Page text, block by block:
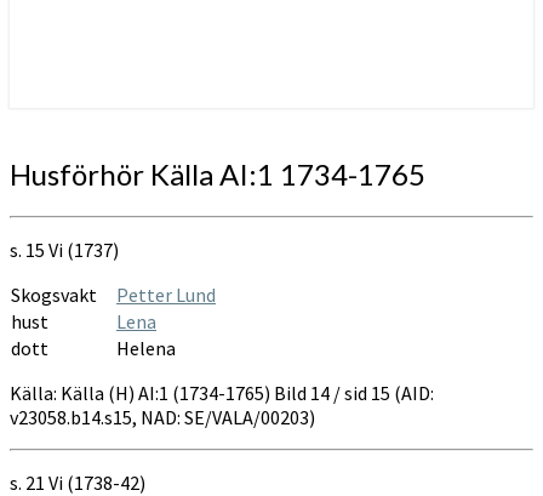
Husförhör
Källa
AI:1
1734-
1765
Husförhör Källa AI:1 1734-1765
s. 15 Vi (1737)
Skogsvakt
Petter Lund
hust
Lena
dott
Helena
Källa: Källa (H) AI:1 (1734-1765) Bild 14 / sid 15 (AID:
v23058.b14.s15, NAD: SE/VALA/00203)
s. 21 Vi (1738-42)